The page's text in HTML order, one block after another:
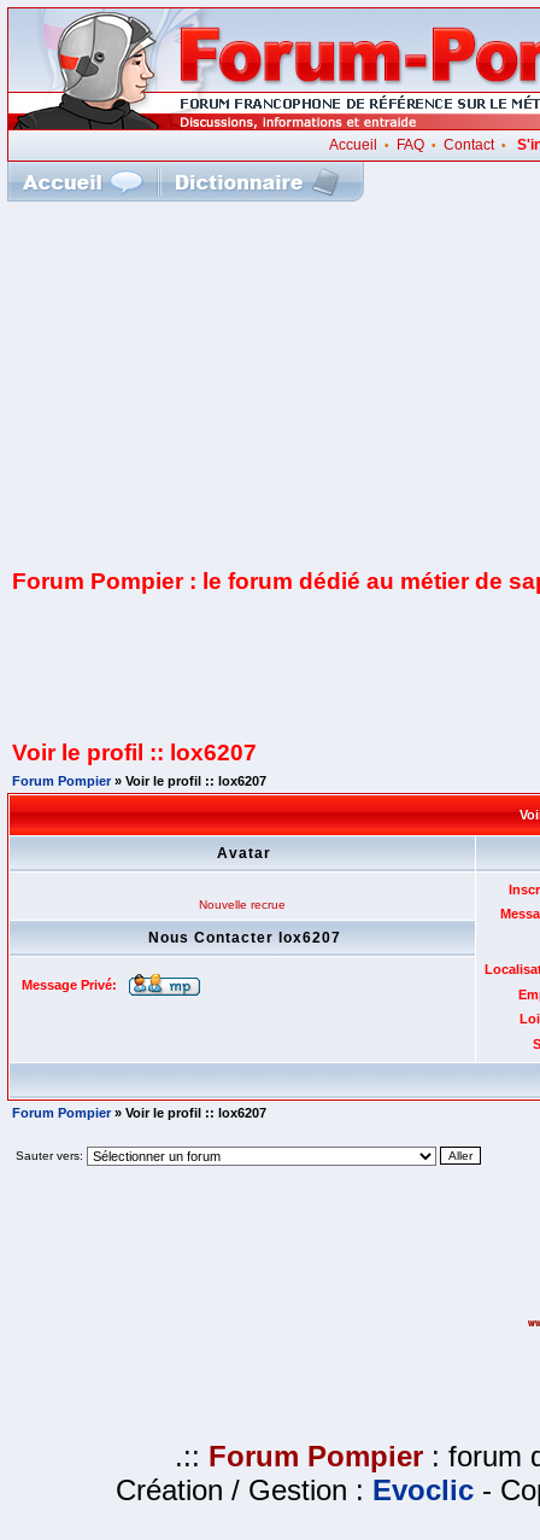
Accueil • FAQ •Contact•
Forum Pompier : le forum dédié au métier de
Voir le profil :: lox6207
Forum Pompier» Voir le profil :: lox6207
Avatar
Nouvelle recrue
Nous Contacter lox6207
Message Privé:
Forum Pompier» Voir le profil :: lox6207
Sauter vers:
.:: Forum Pompier : forum
Création / Gestion : Evoclic -